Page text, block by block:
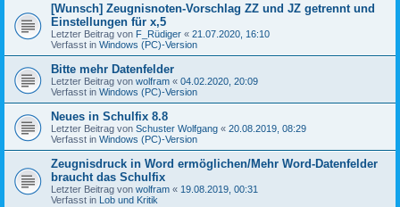
[Wunsch] Zeugnisnoten-Vorschlag ZZ und JZ getrennt und
Einstellungen für x,5
Letzter Beitrag von F_Rüdiger « 21.07.2020, 16:10
Verfasst in Windows (PC)-Version
Bitte mehr Datenfelder
Letzter Beitrag von wolfram « 04.02.2020, 20:09
Verfasst in Windows (PC)-Version
Neues in Schulfix 8.8
Letzter Beitrag von Schuster Wolfgang « 20.08.2019, 08:29
Verfasst in Windows (PC)-Version
Zeugnisdruck in Word ermöglichen/Mehr Word-Datenfelder
braucht das Schulfix
Letzter Beitrag von wolfram « 19.08.2019, 00:31
Verfasst in Lob und Kritik